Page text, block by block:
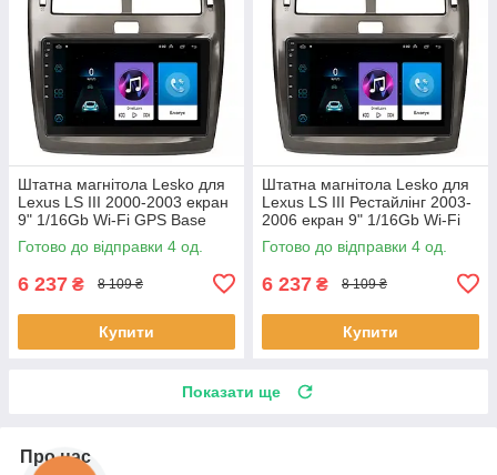
Штатна магнітола Lesko для
Lexus LS III 2000-2003 екран
9" 1/16Gb Wi-Fi GPS Base
Лексус 4 шт.
Готово до відправки 4 од.
6 237 ₴ 8 109 ₴
Купити
Штатна магнітола Lesko для
Lexus LS III Рестайлінг 2003-
2006 екран 9" 1/16Gb Wi-Fi
GPS Base 4 шт.
Готово до відправки 4 од.
6 237 ₴ 8 109 ₴
Купити
Показати ще
Про нас